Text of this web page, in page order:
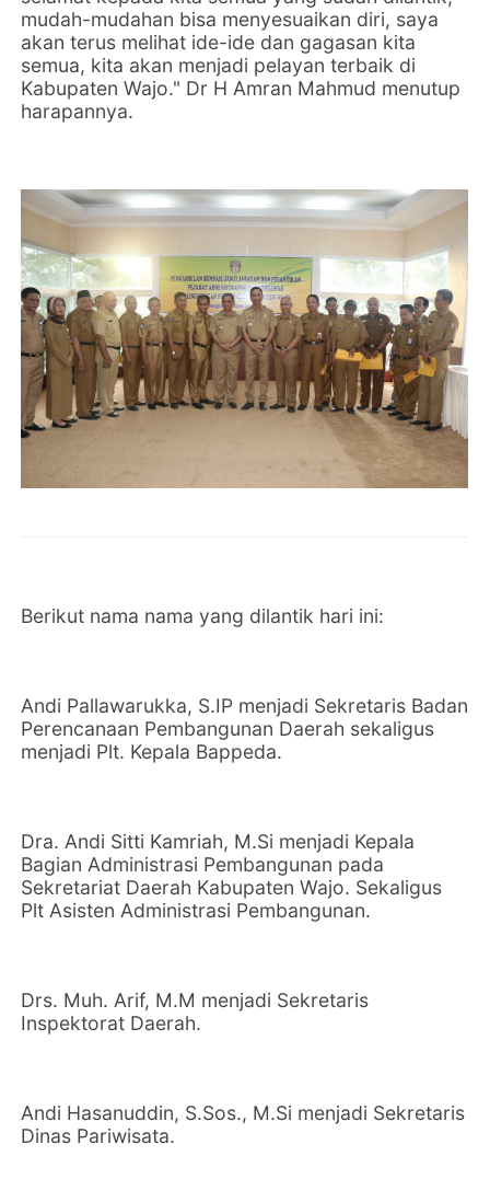
mudah-mudahan bisa menyesuaikan diri, saya
akan terus melihat ide-ide dan gagasan kita
semua, kita akan menjadi pelayan terbaik di
Kabupaten Wajo." Dr H Amran Mahmud menutup
harapannya.
Berikut nama nama yang dilantik hari ini:
Andi Pallawarukka, S.IP menjadi Sekretaris Badan
Perencanaan Pembangunan Daerah sekaligus
menjadi Plt. Kepala Bappeda.
Dra. Andi Sitti Kamriah, M.Si menjadi Kepala
Bagian Administrasi Pembangunan pada
Sekretariat Daerah Kabupaten Wajo. Sekaligus
Plt Asisten Administrasi Pembangunan.
Drs. Muh. Arif, M.M menjadi Sekretaris
Inspektorat Daerah.
Andi Hasanuddin, S.Sos., M.Si menjadi Sekretaris
Dinas Pariwisata.